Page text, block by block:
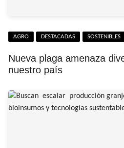
AGRO DESTACADAS SOSTENIBLES
Nueva plaga amenaza
nuestro país